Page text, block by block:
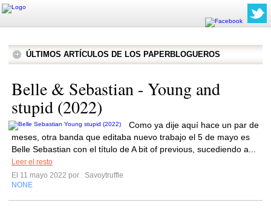
ÚLTIMOS ARTÍCULOS DE LOS PAPERBLOGUEROS
Belle & Sebastian - Young and
stupid (2022)
Como ya dije aquí hace un par de
meses, otra banda que editaba nuevo trabajo el 5 de mayo es
Belle Sebastian con el título de A bit of previous, sucediendo a...
Leer el resto
El 11 mayo 2022 por
Savoytruffle
NONE